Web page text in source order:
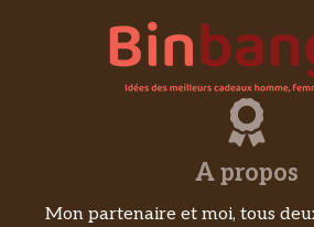
A propos
Mon partenaire et moi, tous